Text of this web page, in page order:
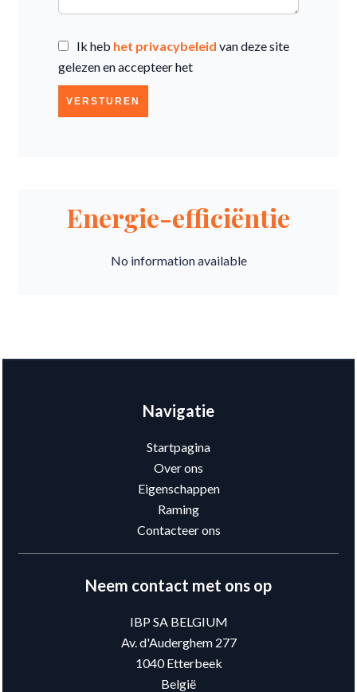
Ik heb het privacybeleid van deze site
gelezen en accepteer het
VERSTUREN
Energie-efficiëntie
No information available
Navigatie
Startpagina
Over ons
Eigenschappen
Raming
Contacteer ons
Neem contact met ons op
IBP SA BELGIUM
Av. d'Auderghem 277
1040Etterbeek
België